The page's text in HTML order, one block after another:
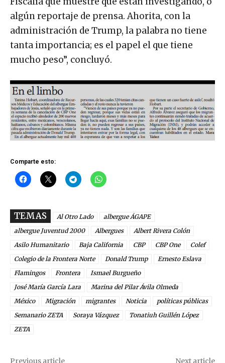
Fiscalía que muestre que están investigando, o
algún reportaje de prensa. Ahorita, con la
administración de Trump, la palabra no tiene
tanta importancia; es el papel el que tiene
mucho peso”, concluyó.
Comparte esto:
TEMAS Al Otro Lado
albergue ÁGAPE
albergue Juventud 2000
Albergues
Albert Rivera Colón
Asilo Humanitario
Baja California CBP CBP One
Colef
Colegio de la Frontera Norte
Donald Trump
Ernesto Eslava
Flamingos
Frontera
Ismael Burgueño
José María García Lara
Marina del Pilar Ávila Olmeda
México
Migración migrantes Noticia
políticas públicas
Semanario ZETA
Soraya Vázquez
Tonatiuh Guillén López
ZETA